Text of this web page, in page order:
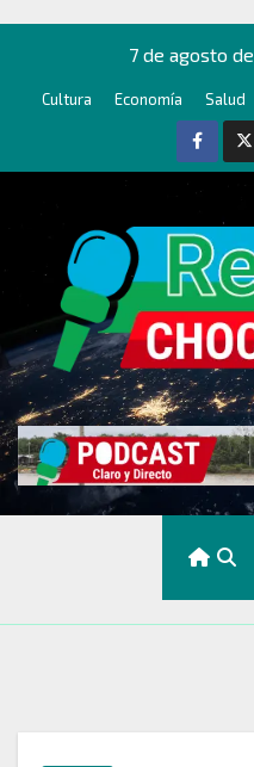
contenido
7 de agosto
Cultura Economía Salud